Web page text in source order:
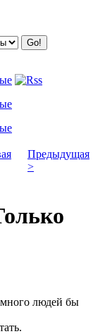
Предыдущая
>
людей бы